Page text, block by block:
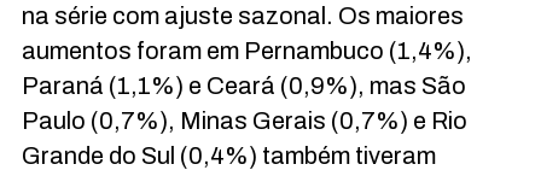
na série com ajuste sazonal. Os maiores
aumentos foram em Pernambuco (1,4%),
Paraná (1,1%) e Ceará (0,9%), mas São
Paulo (0,7%), Minas Gerais (0,7%) e Rio
Grande do Sul (0,4%) também tiveram